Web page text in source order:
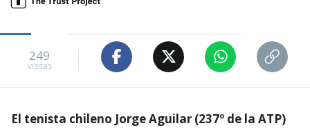
249
visitas
El tenista chileno Jorge Aguilar (237º de la ATP)